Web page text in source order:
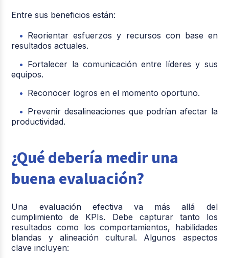
Entre sus beneficios están:
Reorientar esfuerzos y recursos con base en
resultados actuales.
Fortalecer la comunicación entre líderes y sus
equipos.
Reconocer logros en el momento oportuno.
Prevenir desalineaciones que podrían afectar la
productividad.
¿Qué debería medir una
buena evaluación?
Una evaluación efectiva va más allá del
cumplimiento de KPIs. Debe capturar tanto los
resultados como los comportamientos, habilidades
blandas y alineación cultural. Algunos aspectos
clave incluyen: